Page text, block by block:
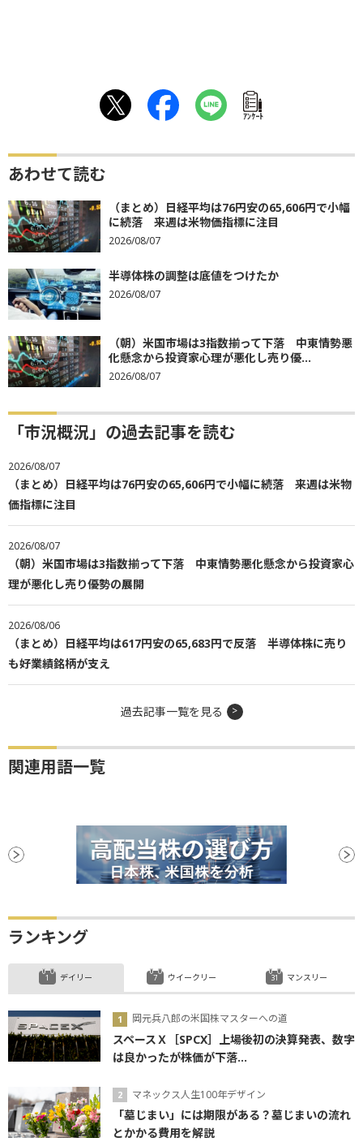
ｱﾝｹｰﾄ
あわせて読む
（まとめ）日経平均は76円安の65,606円で小幅
に続落 来週は米物価指標に注目
2026/08/07
半導体株の調整は底値をつけたか
2026/08/07
（朝）米国市場は3指数揃って下落 中東情勢悪
化懸念から投資家心理が悪化し売り優...
2026/08/07
「市況概況」の過去記事を読む
2026/08/07
（まとめ）日経平均は76円安の65,606円で小幅に続落 来週は米物
価指標に注目
2026/08/07
（朝）米国市場は3指数揃って下落 中東情勢悪化懸念から投資家心
理が悪化し売り優勢の展開
2026/08/06
（まとめ）日経平均は617円安の65,683円で反落 半導体株に売り
も好業績銘柄が支え
過去記事一覧を見る
関連用語一覧
ランキング
デイリー
岡元兵八郎の米国株マスターへの道
スペースＸ［SPCX］上場後初の決算発表、数字
は良かったが株価が下落...
マネックス人生100年デザイン
「墓じまい」には期限がある？墓じまいの流れ
とかかる費用を解説
ウイークリー マンスリー